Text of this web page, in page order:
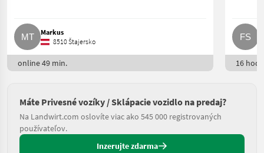
Markus
8510 Štajersko
online 49 min. 16
Máte Privesné vozíky / Sklápacie vozidlo na predaj?
Na Landwirt.com oslovíte viac ako 545 000 registrovaných
používateľov.
Inzerujte zdarma